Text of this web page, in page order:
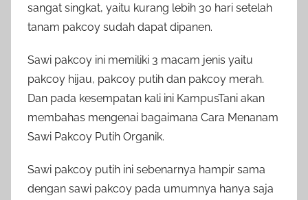
sangat singkat, yaitu kurang lebih 30 hari setelah
tanam pakcoy sudah dapat dipanen.
Sawi pakcoy ini memiliki 3 macam jenis yaitu
pakcoy hijau, pakcoy putih dan pakcoy merah.
Dan pada kesempatan kali ini KampusTani akan
membahas mengenai bagaimana Cara Menanam
Sawi Pakcoy Putih Organik.
Sawi pakcoy putih ini sebenarnya hampir sama
dengan sawi pakcoy pada umumnya hanya saja